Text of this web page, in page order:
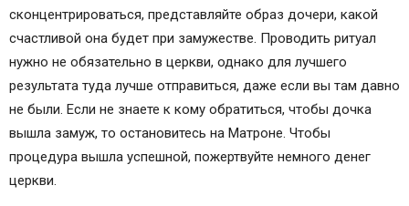
Похожие главы из других книг
Правило 73: О живущих в супружестве
Холодность в супружестве или же любовь
только кратковременная по одному животному
О супружестве
О супружестве
сконцентрироваться, представляйте образ дочери, какой
счастливой она будет при замужестве. Проводить ритуал
нужно не обязательно в церкви, однако для лучшего
результата туда лучше отправиться, даже если вы там давно
не были. Если не знаете к кому обратиться, чтобы дочка
вышла замуж, то остановитесь на Матроне. Чтобы
процедура вышла успешной, пожертвуйте немного денег
церкви.